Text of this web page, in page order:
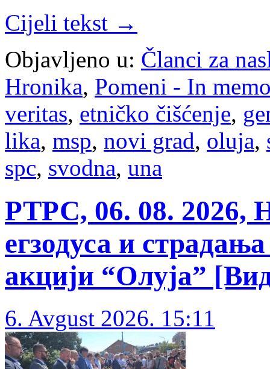
Cijeli tekst →
Objavljeno u: Članci za
Hronika, Pomeni - In
veritas, etničko čišćenje,
lika, msp, novi grad, oluja,
spc, svodna, una
РТРС, 06. 08. 2026,
егзодуса и
акцији “Олуја”
6. Avgust 2026. 15:11